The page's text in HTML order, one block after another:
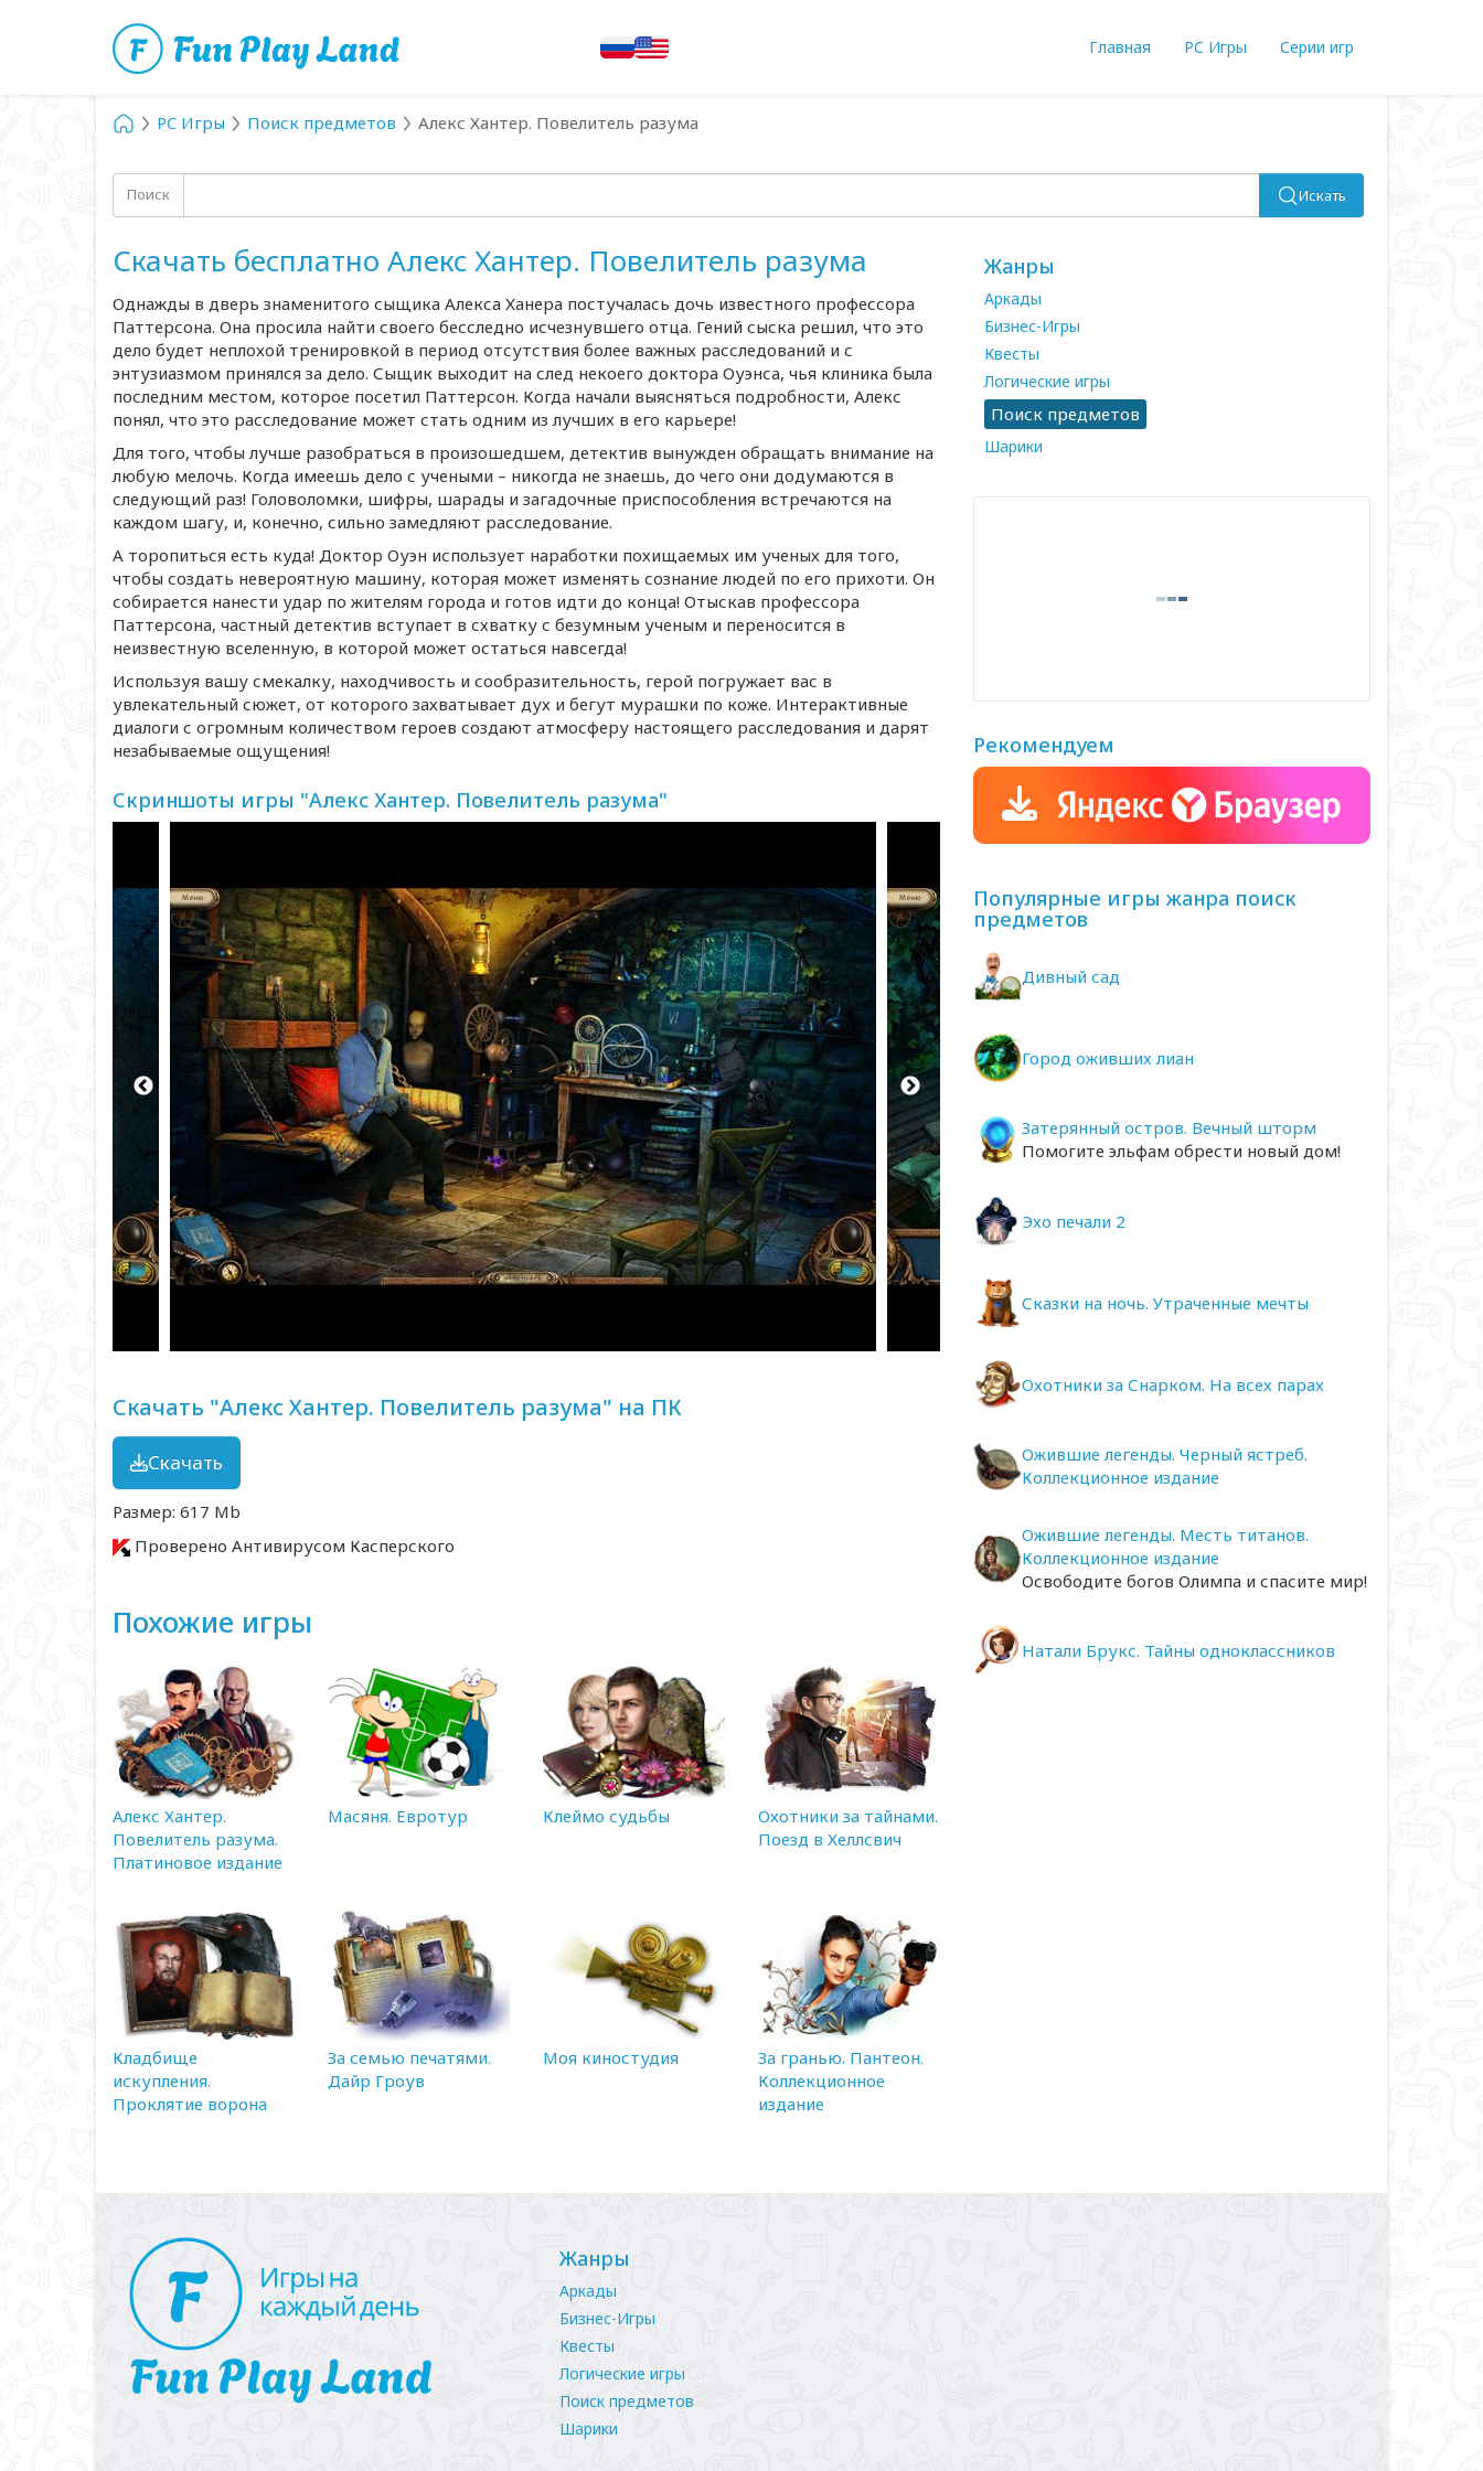
Главная PC Игры Серии игр
PC Игры Поиск предметов Алекс Хантер. Повелитель разума
Поиск Искать
Скачать бесплатно Алекс Хантер. Повелитель разума
Однажды в дверь знаменитого сыщика Алекса Ханера постучалась дочь известного профессора
Паттерсона. Она просила найти своего бесследно исчезнувшего отца. Гений сыска решил, что это
дело будет неплохой тренировкой в период отсутствия более важных расследований и с
энтузиазмом принялся за дело. Сыщик выходит на след некоего доктора Оуэнса, чья клиника была
последним местом, которое посетил Паттерсон. Когда начали выясняться подробности, Алекс
понял, что это расследование может стать одним из лучших в его карьере!
Для того, чтобы лучше разобраться в произошедшем, детектив вынужден обращать внимание на
любую мелочь. Когда имеешь дело с учеными – никогда не знаешь, до чего они додумаются в
следующий раз! Головоломки, шифры, шарады и загадочные приспособления встречаются на
каждом шагу, и, конечно, сильно замедляют расследование.
А торопиться есть куда! Доктор Оуэн использует наработки похищаемых им ученых для того,
чтобы создать невероятную машину, которая может изменять сознание людей по его прихоти. Он
собирается нанести удар по жителям города и готов идти до конца! Отыскав профессора
Паттерсона, частный детектив вступает в схватку с безумным ученым и переносится в
неизвестную вселенную, в которой может остаться навсегда!
Используя вашу смекалку, находчивость и сообразительность, герой погружает вас в
увлекательный сюжет, от которого захватывает дух и бегут мурашки по коже. Интерактивные
диалоги с огромным количеством героев создают атмосферу настоящего расследования и дарят
незабываемые ощущения!
Скриншоты игры "Алекс Хантер. Повелитель разума"
Скачать "Алекс Хантер. Повелитель разума" на ПК
Скачать
Размер: 617 Mb
Проверено Антивирусом Касперского
Похожие игры
Алекс Хантер.
Повелитель разума.
Платиновое издание
Масяня. Евротур Клеймо судьбы
Охотники за тайнами.
Поезд в Хеллсвич
Кладбище
искупления.
Проклятие ворона
За семью печатями.
Дайр Гроув
Моя киностудия
За гранью. Пантеон.
Коллекционное
издание
Жанры
Аркады
Бизнес-Игры
Квесты
Логические игры
Поиск предметов
Шарики
Рекомендуем
Популярные игры жанра поиск
предметов
Дивный сад
Город оживших лиан
Затерянный остров. Вечный шторм
Помогите эльфам обрести новый дом!
Эхо печали 2
Сказки на ночь. Утраченные мечты
Охотники за Снарком. На всех парах
Ожившие легенды. Черный ястреб.
Коллекционное издание
Ожившие легенды. Месть титанов.
Коллекционное издание
Освободите богов Олимпа и спасите мир!
Натали Брукс. Тайны одноклассников
Жанры
Аркады
Бизнес-Игры
Квесты
Логические игры
Поиск предметов
Шарики